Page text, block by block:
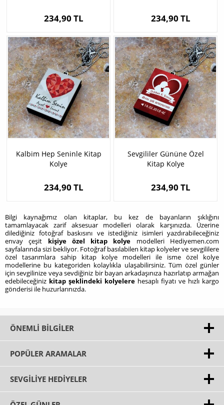
234,90 TL 234,90 TL
Kalbim Hep Seninle Kitap
Kolye
234,90 TL
Sevgililer Gününe Özel
Kitap Kolye
234,90 TL
Bilgi kaynağımız olan kitaplar, bu kez de bayanların şıklığını
tamamlayacak zarif aksesuar modelleri olarak karşınızda. Üzerine
dilediğiniz fotoğraf baskısını ve istediğiniz isimleri yazdırabileceğiniz
envay çeşit kişiye özel kitap kolye modelleri Hediyemen.com
sayfalarında sizi bekliyor. Fotoğraf basılabilen kitap kolyeler ve sevgililere
özel tasarımlara sahip kitap kolye modelleri ile isme özel kolye
modellerine bu kategoriden kolaylıkla ulaşabilirsiniz. Tüm özel günler
için sevgilinize veya sevdiğiniz bir bayan arkadaşınıza hazırlatıp armağan
edebileceğiniz kitap şeklindeki kolyelere hesaplı fiyatı ve hızlı kargo
gönderisi ile huzurlarınızda.
ÖNEMLI BILGILER
POPÜLER ARAMALAR
SEVGILIYE HEDIYELER